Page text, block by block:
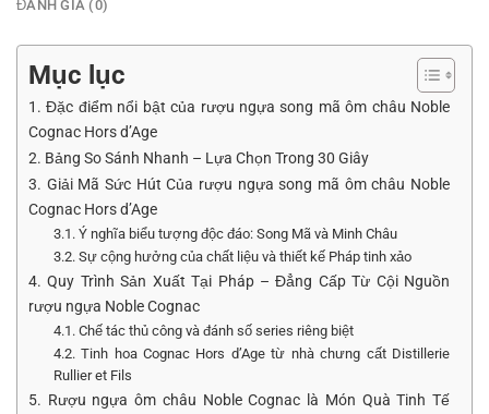
ĐÁNH GIÁ (0)
Mục lục
1. Đặc điểm nổi bật của rượu ngựa song mã ôm châu Noble
Cognac Hors d’Age
2. Bảng So Sánh Nhanh – Lựa Chọn Trong 30 Giây
3. Giải Mã Sức Hút Của rượu ngựa song mã ôm châu Noble
Cognac Hors d’Age
3.1. Ý nghĩa biểu tượng độc đáo: Song Mã và Minh Châu
3.2. Sự cộng hưởng của chất liệu và thiết kế Pháp tinh xảo
4. Quy Trình Sản Xuất Tại Pháp – Đẳng Cấp Từ Cội Nguồn
rượu ngựa Noble Cognac
4.1. Chế tác thủ công và đánh số series riêng biệt
4.2. Tinh hoa Cognac Hors d’Age từ nhà chưng cất Distillerie
Rullier et Fils
5. Rượu ngựa ôm châu Noble Cognac là Món Quà Tinh Tế